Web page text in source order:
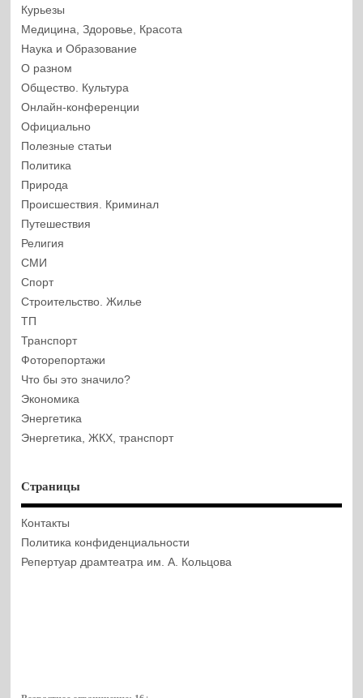
Курьезы
Медицина, Здоровье, Красота
Наука и Образование
О разном
Общество. Культура
Онлайн-конференции
Официально
Полезные статьи
Политика
Природа
Происшествия. Криминал
Путешествия
Религия
СМИ
Спорт
Строительство. Жилье
ТП
Транспорт
Фоторепортажи
Что бы это значило?
Экономика
Энергетика
Энергетика, ЖКХ, транспорт
Страницы
Контакты
Политика конфиденциальности
Репертуар драмтеатра им. А. Кольцова